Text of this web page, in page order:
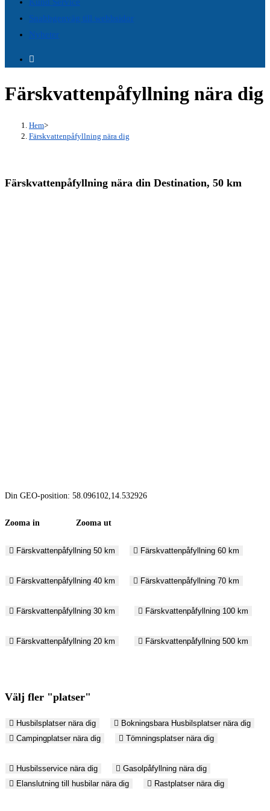
Snabbgenväg till webbsidor
Nyheter
Färskvattenpåfyllning nära dig
Hem>
Färskvattenpåfyllning nära dig
Färskvattenpåfyllning nära din Destination, 50 km
Din GEO-position: 58.096102,14.532926
Zooma in Zooma ut
Färskvattenpåfyllning 50 km Färskvattenpåfyllning 60 km
Färskvattenpåfyllning 40 km Färskvattenpåfyllning 70 km
Färskvattenpåfyllning 30 km Färskvattenpåfyllning 100 km
Färskvattenpåfyllning 20 km Färskvattenpåfyllning 500 km
Välj fler "platser"
Husbilsplatser nära dig
Bokningsbara Husbilsplatser nära dig
Campingplatser nära dig
Tömningsplatser nära dig
Husbilsservice nära dig
Gasolpåfyllning nära dig
Elanslutning till husbilar nära dig
Rastplatser nära dig